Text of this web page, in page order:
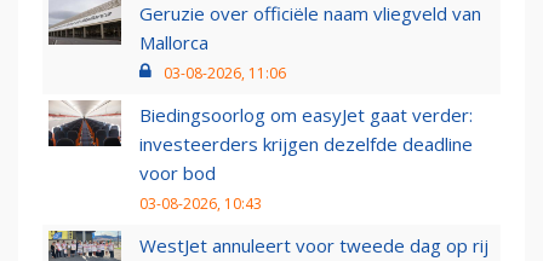
Geruzie over officiële naam vliegveld van
Mallorca
03-08-2026, 11:06
Biedingsoorlog om easyJet gaat verder:
investeerders krijgen dezelfde deadline
voor bod
03-08-2026, 10:43
WestJet annuleert voor tweede dag op rij